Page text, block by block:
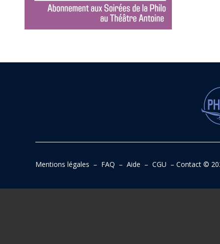
Mentions légales – FAQ – Aide – CGU – Contact©